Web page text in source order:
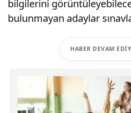
bilgilerini
bulunmayan adaylar
HABER DEVAM